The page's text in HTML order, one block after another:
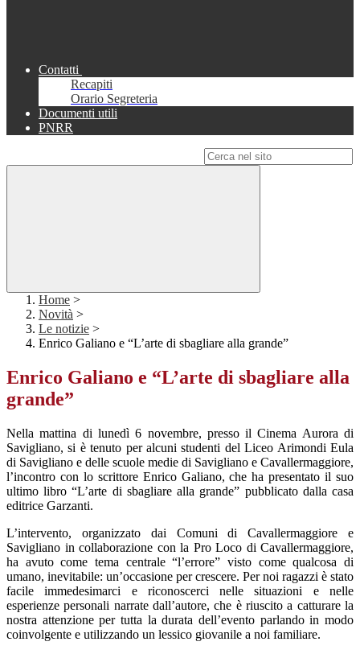
Contatti
Recapiti
Orario Segreteria
Documenti utili
PNRR
Home >
Novità >
Le notizie >
Enrico Galiano e “L’arte di sbagliare alla grande”
Enrico Galiano e “L’arte di sbagliare alla
grande”
Nella mattina di lunedì 6 novembre, presso il Cinema Aurora di
Savigliano, si è tenuto per alcuni studenti del Liceo Arimondi Eula
di Savigliano e delle scuole medie di Savigliano e Cavallermaggiore,
l’incontro con lo scrittore Enrico Galiano, che ha presentato il suo
ultimo libro “L’arte di sbagliare alla grande” pubblicato dalla casa
editrice Garzanti.
L’intervento, organizzato dai Comuni di Cavallermaggiore e
Savigliano in collaborazione con la Pro Loco di Cavallermaggiore,
ha avuto come tema centrale “l’errore” visto come qualcosa di
umano, inevitabile: un’occasione per crescere. Per noi ragazzi è stato
facile immedesimarci e riconoscerci nelle situazioni e nelle
esperienze personali narrate dall’autore, che è riuscito a catturare la
nostra attenzione per tutta la durata dell’evento parlando in modo
coinvolgente e utilizzando un lessico giovanile a noi familiare.